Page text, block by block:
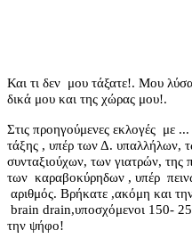
Και τι δεν μου τάξατε!. Μου
δικά μου και της χώρας μου!.
Στις προηγούμενες εκλογές με ...
τάξης , υπέρ των Δ. υπαλλήλων,
συνταξιούχων, των γιατρών, της
των καραβοκύρηδων , υπέρ
αριθμός. Βρήκατε ,ακόμη και
brain drain,υποσχόμενοι 150-
την ψήφο!